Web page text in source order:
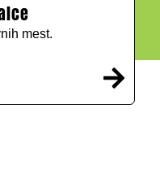
mest.